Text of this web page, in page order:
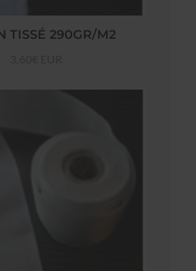
TISSÉ 290GR/M2